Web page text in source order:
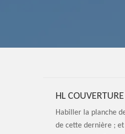
HL
Habiller la planche
de cette dernière ;